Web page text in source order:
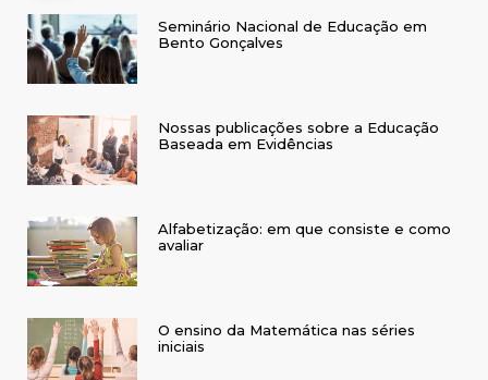
Seminário Nacional de Educação em
Bento Gonçalves
Nossas publicações sobre a Educação
Baseada em Evidências
Alfabetização: em que consiste e como
avaliar
O ensino da Matemática nas séries
iniciais